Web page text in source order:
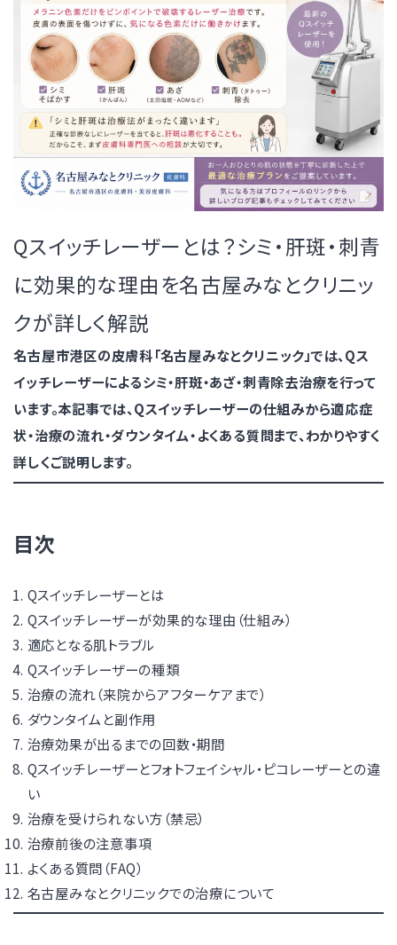
Qスイッチレーザーとは？シミ・肝斑・刺青
に効果的な理由を名古屋みなとクリニッ
クが詳しく解説
名古屋市港区の皮膚科「名古屋みなとクリニック」では、Qス
イッチレーザーによるシミ・肝斑・あざ・刺青除去治療を行って
います。本記事では、Qスイッチレーザーの仕組みから適応症
状・治療の流れ・ダウンタイム・よくある質問まで、わかりやすく
詳しくご説明します。
目次
Qスイッチレーザーとは
Qスイッチレーザーが効果的な理由（仕組み）
適応となる肌トラブル
Qスイッチレーザーの種類
治療の流れ（来院からアフターケアまで）
ダウンタイムと副作用
治療効果が出るまでの回数・期間
Qスイッチレーザーとフォトフェイシャル・ピコレーザーとの違
い
治療を受けられない方（禁忌）
治療前後の注意事項
よくある質問（FAQ）
名古屋みなとクリニックでの治療について